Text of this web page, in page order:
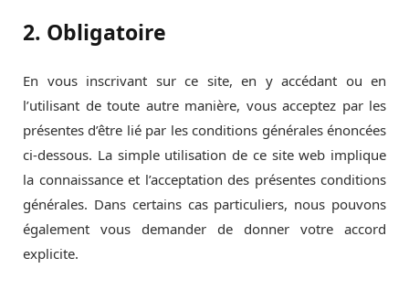
2. Obligatoire
En vous inscrivant sur ce site, en y accédant ou en
l’utilisant de toute autre manière, vous acceptez par les
présentes d’être lié par les conditions générales énoncées
ci-dessous. La simple utilisation de ce site web implique
la connaissance et l’acceptation des présentes conditions
générales. Dans certains cas particuliers, nous pouvons
également vous demander de donner votre accord
explicite.